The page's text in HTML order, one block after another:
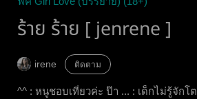
ร้าย ร้าย [ jenrene ]
irene ติดตาม
^^ : หนูชอบเที่ยวค่ะ ป๊า ... : เด็กไม่รู้จักโต